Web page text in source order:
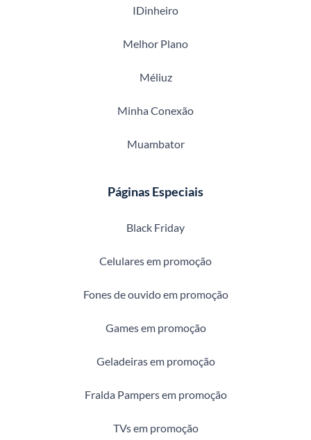
IDinheiro
Melhor Plano
Méliuz
Minha Conexão
Muambator
Páginas Especiais
Black Friday
Celulares em promoção
Fones de ouvido em promoção
Games em promoção
Geladeiras em promoção
Fralda Pampers em promoção
TVs em promoção